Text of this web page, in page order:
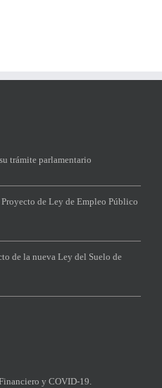
trámite parlamentario
de Ley de Empleo Público
de la nueva Ley del Suelo de
y COVID-19.